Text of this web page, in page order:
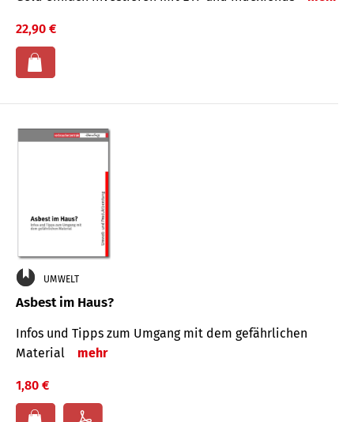
22,90 €
UMWELT
Asbest im Haus?
Infos und Tipps zum Um­gang mit dem ge­fähr­lichen
Mate­rial
mehr
1,80 €